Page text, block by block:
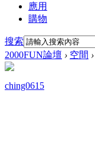
應用
購物
搜索
2000FUN論壇 › 空間 ›
ching0615